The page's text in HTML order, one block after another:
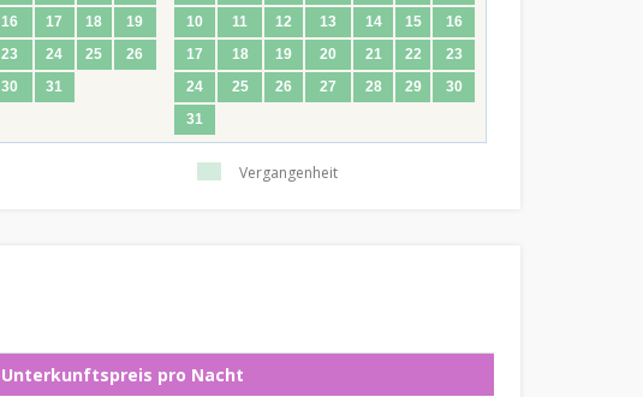
16 17 18
19
23 24 25
26
30 31
10
11 12 13 14 15
16
17
18 19 20 21 22
23
24
25 26 27 28 29
30
31
Vergangenheit
Unterkunftspreis pro Nacht